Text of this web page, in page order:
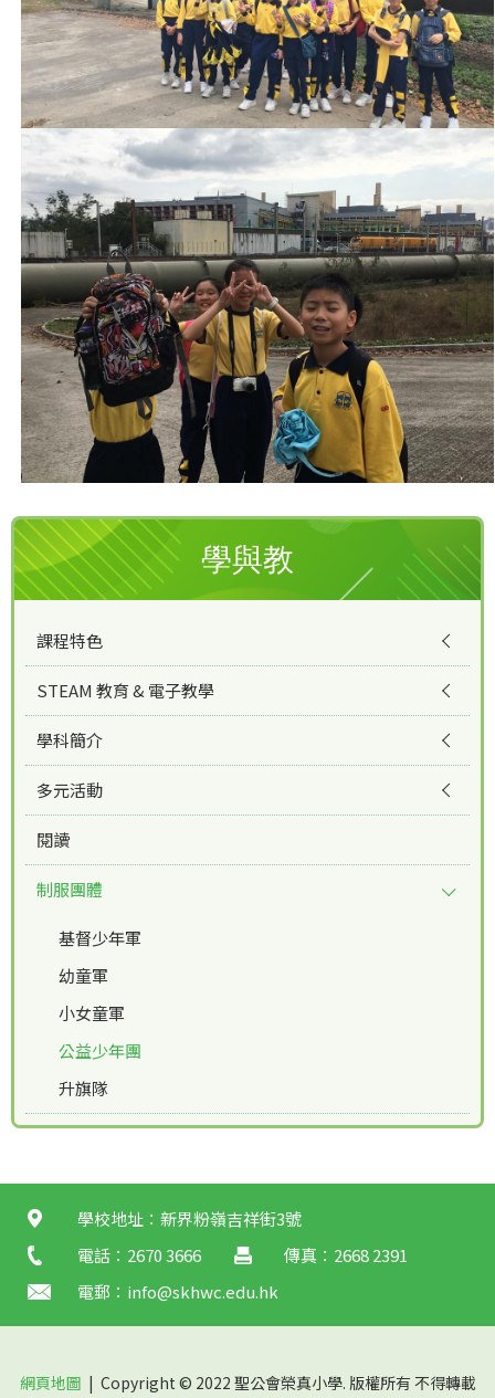
學與教
課程特色
STEAM 教育 & 電子教學
學科簡介
多元活動
閱讀
制服團體
基督少年軍
幼童軍
小女童軍
公益少年團
升旗隊
學校地址：新界粉嶺吉祥街3號
電話：2670 3666
傳真：2668 2391
電郵： info@skhwc.edu.hk
網頁地圖 | Copyright © 2022 聖公會榮真小學. 版權所有 不得轉載